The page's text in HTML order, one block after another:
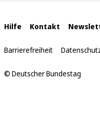
Interne
Links
Hilfe Kontakt
Barrierefreiheit
© Deutscher Bundestag